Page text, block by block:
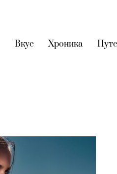
(current)
Вкус (current)
Хроника (current)